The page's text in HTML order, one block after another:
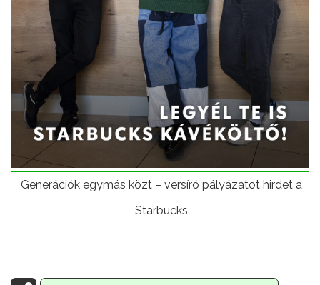
Generációk egymás közt – versíró pályázatot hirdet a
Starbucks